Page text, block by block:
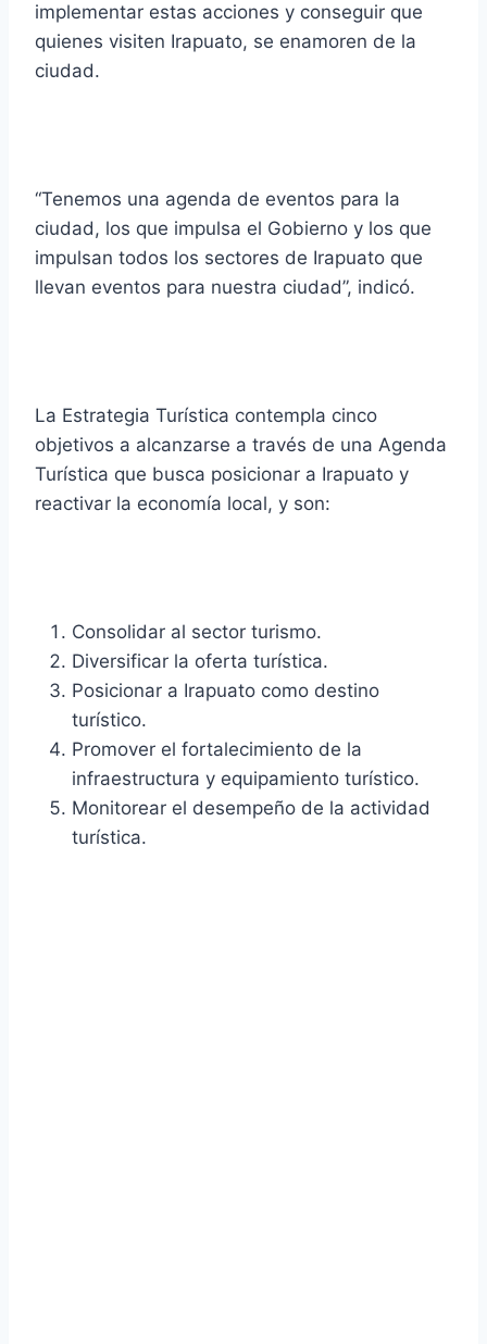
implementar estas acciones y conseguir que
quienes visiten Irapuato, se enamoren de la
ciudad.
“Tenemos una agenda de eventos para la
ciudad, los que impulsa el Gobierno y los que
impulsan todos los sectores de Irapuato que
llevan eventos para nuestra ciudad”, indicó.
La Estrategia Turística contempla cinco
objetivos a alcanzarse a través de una Agenda
Turística que busca posicionar a Irapuato y
reactivar la economía local, y son:
Consolidar al sector turismo.
Diversificar la oferta turística.
Posicionar a Irapuato como destino
turístico.
Promover el fortalecimiento de la
infraestructura y equipamiento turístico.
Monitorear el desempeño de la actividad
turística.